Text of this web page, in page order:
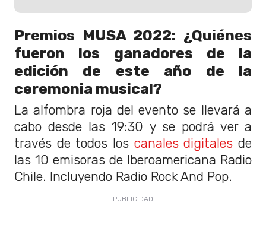
Premios MUSA 2022: ¿Quiénes
fueron los ganadores de la
edición de este año de la
ceremonia musical?
La alfombra roja del evento se llevará a
cabo desde las 19:30 y se podrá ver a
través de todos los canales digitales de
las 10 emisoras de Iberoamericana Radio
Chile. Incluyendo Radio Rock And Pop.